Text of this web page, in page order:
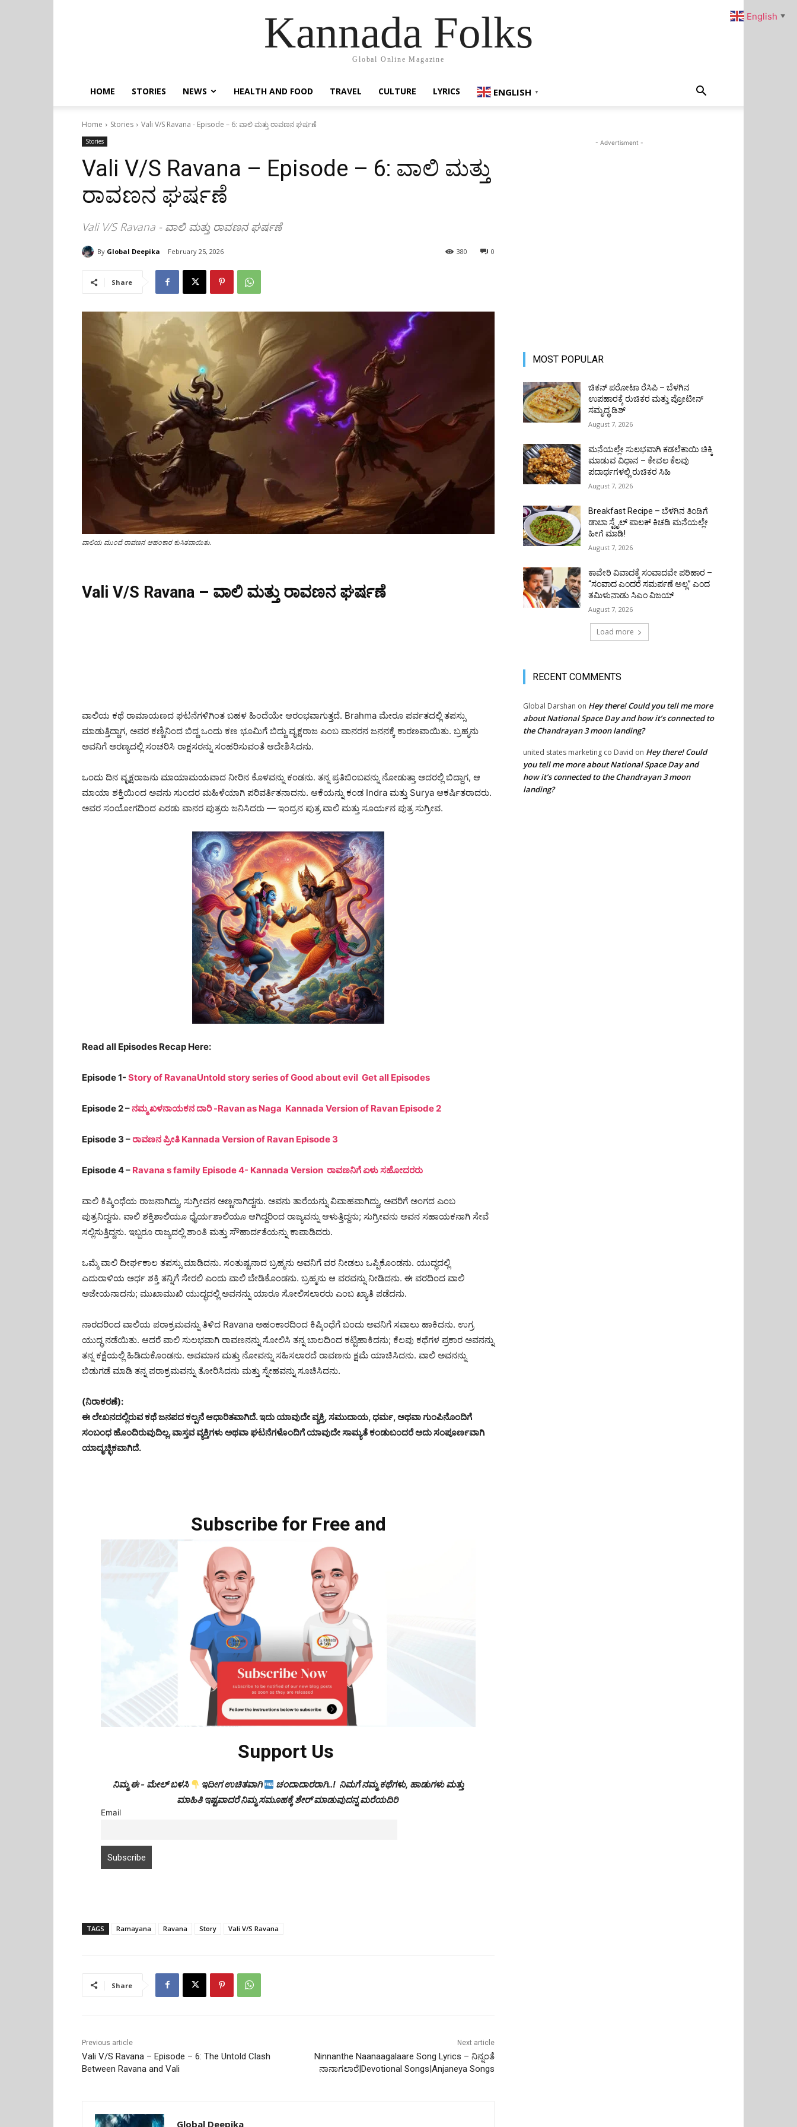
Kannada Folks
Global Online Magazine
HOME STORIES NEWS HEALTH AND FOOD TRAVEL CULTURE LYRICS ENGLISH ▼
Home Stories Vali V/S Ravana - Episode – 6: ವಾಲಿ ಮತ್ತು ರಾವಣನ ಘರ್ಷಣೆ
Stories
Vali V/S Ravana – Episode – 6: ವಾಲಿ ಮತ್ತು
ರಾವಣನ ಘರ್ಷಣೆ
Vali V/S Ravana - ವಾಲಿ ಮತ್ತು ರಾವಣನ ಘರ್ಷಣೆ
By Global Deepika February 25, 2026 0
380
Share
ವಾಲಿಯ ಮುಂದೆ ರಾವಣನ ಅಹಂಕಾರ ಕುಸಿತವಾಯಿತು.
Vali V/S Ravana – ವಾಲಿ ಮತ್ತು ರಾವಣನ ಘರ್ಷಣೆ
ವಾಲಿಯ ಕಥೆ ರಾಮಾಯಣದ ಘಟನೆಗಳಿಗಿಂತ ಬಹಳ ಹಿಂದೆಯೇ ಆರಂಭವಾಗುತ್ತದೆ. Brahma ಮೇರೂ ಪರ್ವತದಲ್ಲಿ ತಪಸ್ಸು
ಮಾಡುತ್ತಿದ್ದಾಗ, ಅವರ ಕಣ್ಣಿನಿಂದ ಬಿದ್ದ ಒಂದು ಕಣ ಭೂಮಿಗೆ ಬಿದ್ದು ವೃಕ್ಷರಾಜ ಎಂಬ ವಾನರನ ಜನನಕ್ಕೆ ಕಾರಣವಾಯಿತು. ಬ್ರಹ್ಮನು
ಅವನಿಗೆ ಅರಣ್ಯದಲ್ಲಿ ಸಂಚರಿಸಿ ರಾಕ್ಷಸರನ್ನು ಸಂಹರಿಸುವಂತೆ ಆದೇಶಿಸಿದನು.
ಒಂದು ದಿನ ವೃಕ್ಷರಾಜನು ಮಾಯಾಮಯವಾದ ನೀರಿನ ಕೊಳವನ್ನು ಕಂಡನು. ತನ್ನ ಪ್ರತಿಬಿಂಬವನ್ನು ನೋಡುತ್ತಾ ಅದರಲ್ಲಿ ಬಿದ್ದಾಗ, ಆ
ಮಾಯಾ ಶಕ್ತಿಯಿಂದ ಅವನು ಸುಂದರ ಮಹಿಳೆಯಾಗಿ ಪರಿವರ್ತಿತನಾದನು. ಆಕೆಯನ್ನು ಕಂಡ Indra ಮತ್ತು Surya ಆಕರ್ಷಿತರಾದರು.
ಅವರ ಸಂಯೋಗದಿಂದ ಎರಡು ವಾನರ ಪುತ್ರರು ಜನಿಸಿದರು — ಇಂದ್ರನ ಪುತ್ರ ವಾಲಿ ಮತ್ತು ಸೂರ್ಯನ ಪುತ್ರ ಸುಗ್ರೀವ.
Read all Episodes Recap Here:
Episode 1- Story of RavanaUntold story series of Good about evil Get all Episodes
Episode 2 –ನಮ್ಮ ಖಳನಾಯಕನ ದಾರಿ -Ravan as Naga Kannada Version of Ravan Episode 2
Episode 3 –ರಾವಣನ ಪ್ರೀತಿ Kannada Version of Ravan Episode 3
Episode 4 – Ravana s family Episode 4- Kannada Version ರಾವಣನಿಗೆ ಏಳು ಸಹೋದರರು
ವಾಲಿ ಕಿಷ್ಕಿಂಧೆಯ ರಾಜನಾಗಿದ್ದು, ಸುಗ್ರೀವನ ಅಣ್ಣನಾಗಿದ್ದನು. ಅವನು ತಾರೆಯನ್ನು ವಿವಾಹವಾಗಿದ್ದು, ಅವರಿಗೆ ಅಂಗದ ಎಂಬ
ಪುತ್ರನಿದ್ದನು. ವಾಲಿ ಶಕ್ತಿಶಾಲಿಯೂ ಧೈರ್ಯಶಾಲಿಯೂ ಆಗಿದ್ದರಿಂದ ರಾಜ್ಯವನ್ನು ಆಳುತ್ತಿದ್ದನು; ಸುಗ್ರೀವನು ಅವನ ಸಹಾಯಕನಾಗಿ ಸೇವೆ
ಸಲ್ಲಿಸುತ್ತಿದ್ದನು. ಇಬ್ಬರೂ ರಾಜ್ಯದಲ್ಲಿ ಶಾಂತಿ ಮತ್ತು ಸೌಹಾರ್ದತೆಯನ್ನು ಕಾಪಾಡಿದರು.
ಒಮ್ಮೆ ವಾಲಿ ದೀರ್ಘಕಾಲ ತಪಸ್ಸು ಮಾಡಿದನು. ಸಂತುಷ್ಟನಾದ ಬ್ರಹ್ಮನು ಅವನಿಗೆ ವರ ನೀಡಲು ಒಪ್ಪಿಕೊಂಡನು. ಯುದ್ಧದಲ್ಲಿ
ಎದುರಾಳಿಯ ಅರ್ಧ ಶಕ್ತಿ ತನ್ನಿಗೆ ಸೇರಲಿ ಎಂದು ವಾಲಿ ಬೇಡಿಕೊಂಡನು. ಬ್ರಹ್ಮನು ಆ ವರವನ್ನು ನೀಡಿದನು. ಈ ವರದಿಂದ ವಾಲಿ
ಅಜೇಯನಾದನು; ಮುಖಾಮುಖಿ ಯುದ್ಧದಲ್ಲಿ ಅವನನ್ನು ಯಾರೂ ಸೋಲಿಸಲಾರರು ಎಂಬ ಖ್ಯಾತಿ ಪಡೆದನು.
ನಾರದರಿಂದ ವಾಲಿಯ ಪರಾಕ್ರಮವನ್ನು ತಿಳಿದ Ravana ಅಹಂಕಾರದಿಂದ ಕಿಷ್ಕಿಂಧೆಗೆ ಬಂದು ಅವನಿಗೆ ಸವಾಲು ಹಾಕಿದನು. ಉಗ್ರ
ಯುದ್ಧ ನಡೆಯಿತು. ಆದರೆ ವಾಲಿ ಸುಲಭವಾಗಿ ರಾವಣನನ್ನು ಸೋಲಿಸಿ ತನ್ನ ಬಾಲದಿಂದ ಕಟ್ಟಿಹಾಕಿದನು; ಕೆಲವು ಕಥೆಗಳ ಪ್ರಕಾರ ಅವನನ್ನು
ತನ್ನ ಕಕ್ಷೆಯಲ್ಲಿ ಹಿಡಿದುಕೊಂಡನು. ಅವಮಾನ ಮತ್ತು ನೋವನ್ನು ಸಹಿಸಲಾರದೆ ರಾವಣನು ಕ್ಷಮೆ ಯಾಚಿಸಿದನು. ವಾಲಿ ಅವನನ್ನು
ಬಿಡುಗಡೆ ಮಾಡಿ ತನ್ನ ಪರಾಕ್ರಮವನ್ನು ತೋರಿಸಿದನು ಮತ್ತು ಸ್ನೇಹವನ್ನು ಸೂಚಿಸಿದನು.
(ನಿರಾಕರಣೆ):
ಈ ಲೇಖನದಲ್ಲಿರುವ ಕಥೆ ಜನಪದ ಕಲ್ಪನೆ ಆಧಾರಿತವಾಗಿದೆ. ಇದು ಯಾವುದೇ ವ್ಯಕ್ತಿ, ಸಮುದಾಯ, ಧರ್ಮ, ಅಥವಾ ಗುಂಪಿನೊಂದಿಗೆ
ಸಂಬಂಧ ಹೊಂದಿರುವುದಿಲ್ಲ. ವಾಸ್ತವ ವ್ಯಕ್ತಿಗಳು ಅಥವಾ ಘಟನೆಗಳೊಂದಿಗೆ ಯಾವುದೇ ಸಾಮ್ಯತೆ ಕಂಡುಬಂದರೆ ಅದು ಸಂಪೂರ್ಣವಾಗಿ
ಯಾದೃಚ್ಛಿಕವಾಗಿದೆ.
Subscribe for Free and
Support Us
ನಿಮ್ಮ ಈ - ಮೇಲ್ ಬಳಸಿ ಇದೀಗ ಉಚಿತವಾಗಿ
ಚಂದಾದಾರರಾಗಿ..! ನಿಮಗೆ ನಮ್ಮ ಕಥೆಗಳು, ಹಾಡುಗಳು ಮತ್ತು
ಮಾಹಿತಿ ಇಷ್ಟವಾದರೆ ನಿಮ್ಮ ಸಮೂಹಕ್ಕೆ ಶೇರ್ ಮಾಡುವುದನ್ನ ಮರೆಯದಿರಿ
Email
TAGS Ramayana Ravana Story Vali V/S Ravana
Share
Previous article
Vali V/S Ravana – Episode – 6: The Untold Clash
Between Ravana and Vali
Next article
Ninnanthe Naanaagalaare Song Lyrics – ನಿನ್ನಂತೆ
ನಾನಾಗಲಾರೆ|Devotional Songs|Anjaneya Songs
Global Deepika
- Advertisment -
MOST POPULAR
ಚಿಕನ್ ಪರೋಟಾ ರೆಸಿಪಿ – ಬೆಳಗಿನ
ಉಪಹಾರಕ್ಕೆ ರುಚಿಕರ ಮತ್ತು ಪ್ರೋಟೀನ್‌
ಸಮೃದ್ಧ ಡಿಶ್
August 7, 2026
ಮನೆಯಲ್ಲೇ ಸುಲಭವಾಗಿ ಕಡಲೆಕಾಯಿ ಚಿಕ್ಕಿ
ಮಾಡುವ ವಿಧಾನ – ಕೇವಲ ಕೆಲವು
ಪದಾರ್ಥಗಳಲ್ಲಿ ರುಚಿಕರ ಸಿಹಿ
August 7, 2026
Breakfast Recipe – ಬೆಳಗಿನ ತಿಂಡಿಗೆ
ಡಾಬಾ ಸ್ಟೈಲ್ ಪಾಲಕ್ ಕಿಚಡಿ ಮನೆಯಲ್ಲೇ
ಹೀಗೆ ಮಾಡಿ!
August 7, 2026
ಕಾವೇರಿ ವಿವಾದಕ್ಕೆ ಸಂವಾದವೇ ಪರಿಹಾರ –
“ಸಂವಾದ ಎಂದರೆ ಸಮರ್ಪಣೆ ಅಲ್ಲ” ಎಂದ
ತಮಿಳುನಾಡು ಸಿಎಂ ವಿಜಯ್
August 7, 2026
Load more
RECENT COMMENTS
Global Darshan on Hey there! Could you tell me more
about National Space Day and how it’s connected to
the Chandrayan 3 moon landing?
united states marketing co David on Hey there! Could
you tell me more about National Space Day and
how it’s connected to the Chandrayan 3 moon
landing?
English ▼